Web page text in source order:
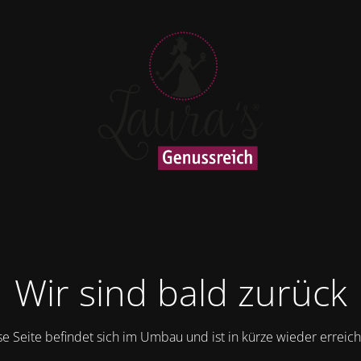
Wir sind bald zurück
Seite befindet sich im Umbau und ist in kürze wieder